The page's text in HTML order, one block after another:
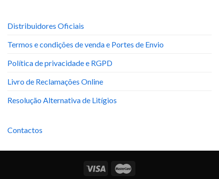
Distribuidores Oficiais
Termos e condições de venda e Portes de Envio
Política de privacidade e RGPD
Livro de Reclamações Online
Resolução Alternativa de Litígios
Contactos